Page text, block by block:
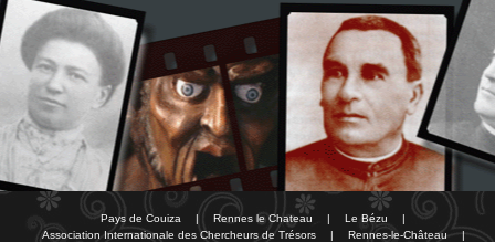
Pays de Couiza | Rennes le Chateau | Le Bézu
|
Association Internationale des Chercheurs de Trésors
| Rennes-le-Château |